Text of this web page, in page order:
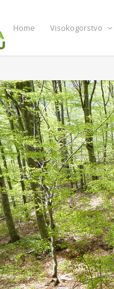
Home Visokogorstvo